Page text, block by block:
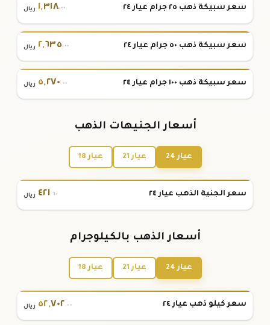
سعر سبيكة ذهب ٢٥ جرام عيار ٢٤ ١,٣١٨.٠٠ ريال
سعر سبيكة ذهب ٥٠ جرام عيار ٢٤ ٢,٦٣٥.٠٠ ريال
سعر سبيكة ذهب ١٠٠ جرام عيار ٢٤ ٥,٢٧٠.٠٠ ريال
أسعار الجنيهات الذهب
عيار 24 عيار 21 عيار 18
سعر الجنية الذهب عيار ٢٤ ٤٢١.٦٠ ريال
أسعار الذهب بالكيلوجرام
عيار 24 عيار 21 عيار 18
سعر كيلو ذهب عيار ٢٤ ٥٢,٧٠٢.٠٠ ريال